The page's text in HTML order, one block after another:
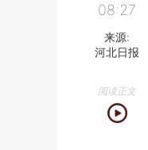
08:27
来源:
河北日报
阅读正文